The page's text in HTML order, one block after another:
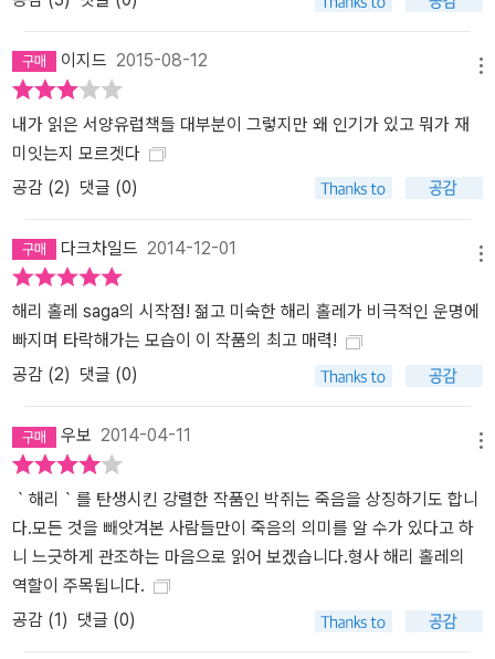
이지드 2015-08-12
내가 읽은 서양유럽책들 대부분이 그렇지만 왜 인기가 있고 뭐가 재
미잇는지 모르겟다
공감 (2) 댓글 (0)
다크차일드 2014-12-01
해리 홀레 saga의 시작점! 젊고 미숙한 해리 홀레가 비극적인 운명에
빠지며 타락해가는 모습이 이 작품의 최고 매력!
공감 (2) 댓글 (0)
우보 2014-04-11
｀해리｀를 탄생시킨 강렬한 작품인 박쥐는 죽음을 상징하기도 합니
다.모든 것을 빼앗겨본 사람들만이 죽음의 의미를 알 수가 있다고 하
니 느긋하게 관조하는 마음으로 읽어 보겠습니다.형사 해리 홀레의
역할이 주목됩니다.
공감 (1) 댓글 (0)